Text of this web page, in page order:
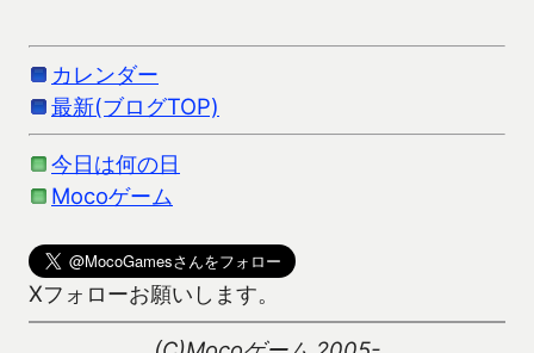
カレンダー
最新(ブログTOP)
今日は何の日
Mocoゲーム
Xフォローお願いします。